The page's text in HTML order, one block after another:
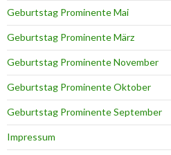
Geburtstag Prominente Mai
Geburtstag Prominente März
Geburtstag Prominente November
Geburtstag Prominente Oktober
Geburtstag Prominente September
Impressum